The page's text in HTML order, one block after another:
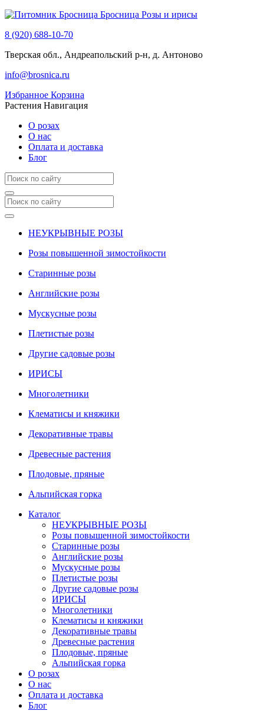
Бросница Розы и ирисы
8 (920) 688-10-70
Тверская обл., Андреапольский р-н, д. Антоново
info@brosnica.ru
Избранное Корзина
Растения Навигация
О розах
О нас
Оплата и доставка
Блог
НЕУКРЫВНЫЕ РОЗЫ
Розы повышенной зимостойкости
Старинные розы
Английские розы
Мускусные розы
Плетистые розы
Другие садовые розы
ИРИСЫ
Многолетники
Клематисы и княжики
Декоративные травы
Древесные растения
Плодовые, пряные
Альпийская горка
Каталог
НЕУКРЫВНЫЕ РОЗЫ
Розы повышенной зимостойкости
Старинные розы
Английские розы
Мускусные розы
Плетистые розы
Другие садовые розы
ИРИСЫ
Многолетники
Клематисы и княжики
Декоративные травы
Древесные растения
Плодовые, пряные
Альпийская горка
О розах
О нас
Оплата и доставка
Блог